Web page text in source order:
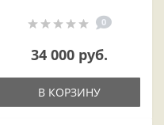
0
34 000 руб.
В КОРЗИНУ